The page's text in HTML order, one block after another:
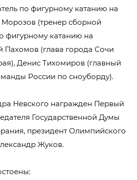
по фигурному катанию на
(тренер сборной
фигурному катанию на
Пахомов (глава города Сочи
Денис Тихомиров (главный
России по сноуборду).
Невского награжден Первый
Государственной Думы
президент Олимпийского
Жуков.